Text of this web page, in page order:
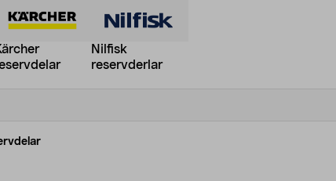
Nilfisk
reservderlar